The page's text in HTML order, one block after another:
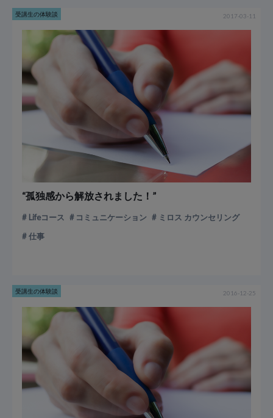
受講生の体験談 2017-03-11
“孤独感から解放されました！”
Lifeコース コミュニケーション
ミロス カウンセリング
仕事
受講生の体験談 2016-12-25